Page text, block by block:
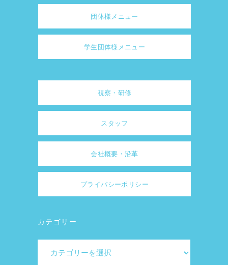
団体様メニュー
学生団体様メニュー
視察・研修
スタッフ
会社概要・沿革
プライバシーポリシー
カテゴリー